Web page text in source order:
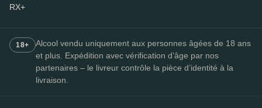
RX+
18+
Alcool vendu uniquement aux personnes âgées de 18 ans
et plus. Expédition avec vérification d’âge par nos
partenaires – le livreur contrôle la pièce d’identité à la
livraison.